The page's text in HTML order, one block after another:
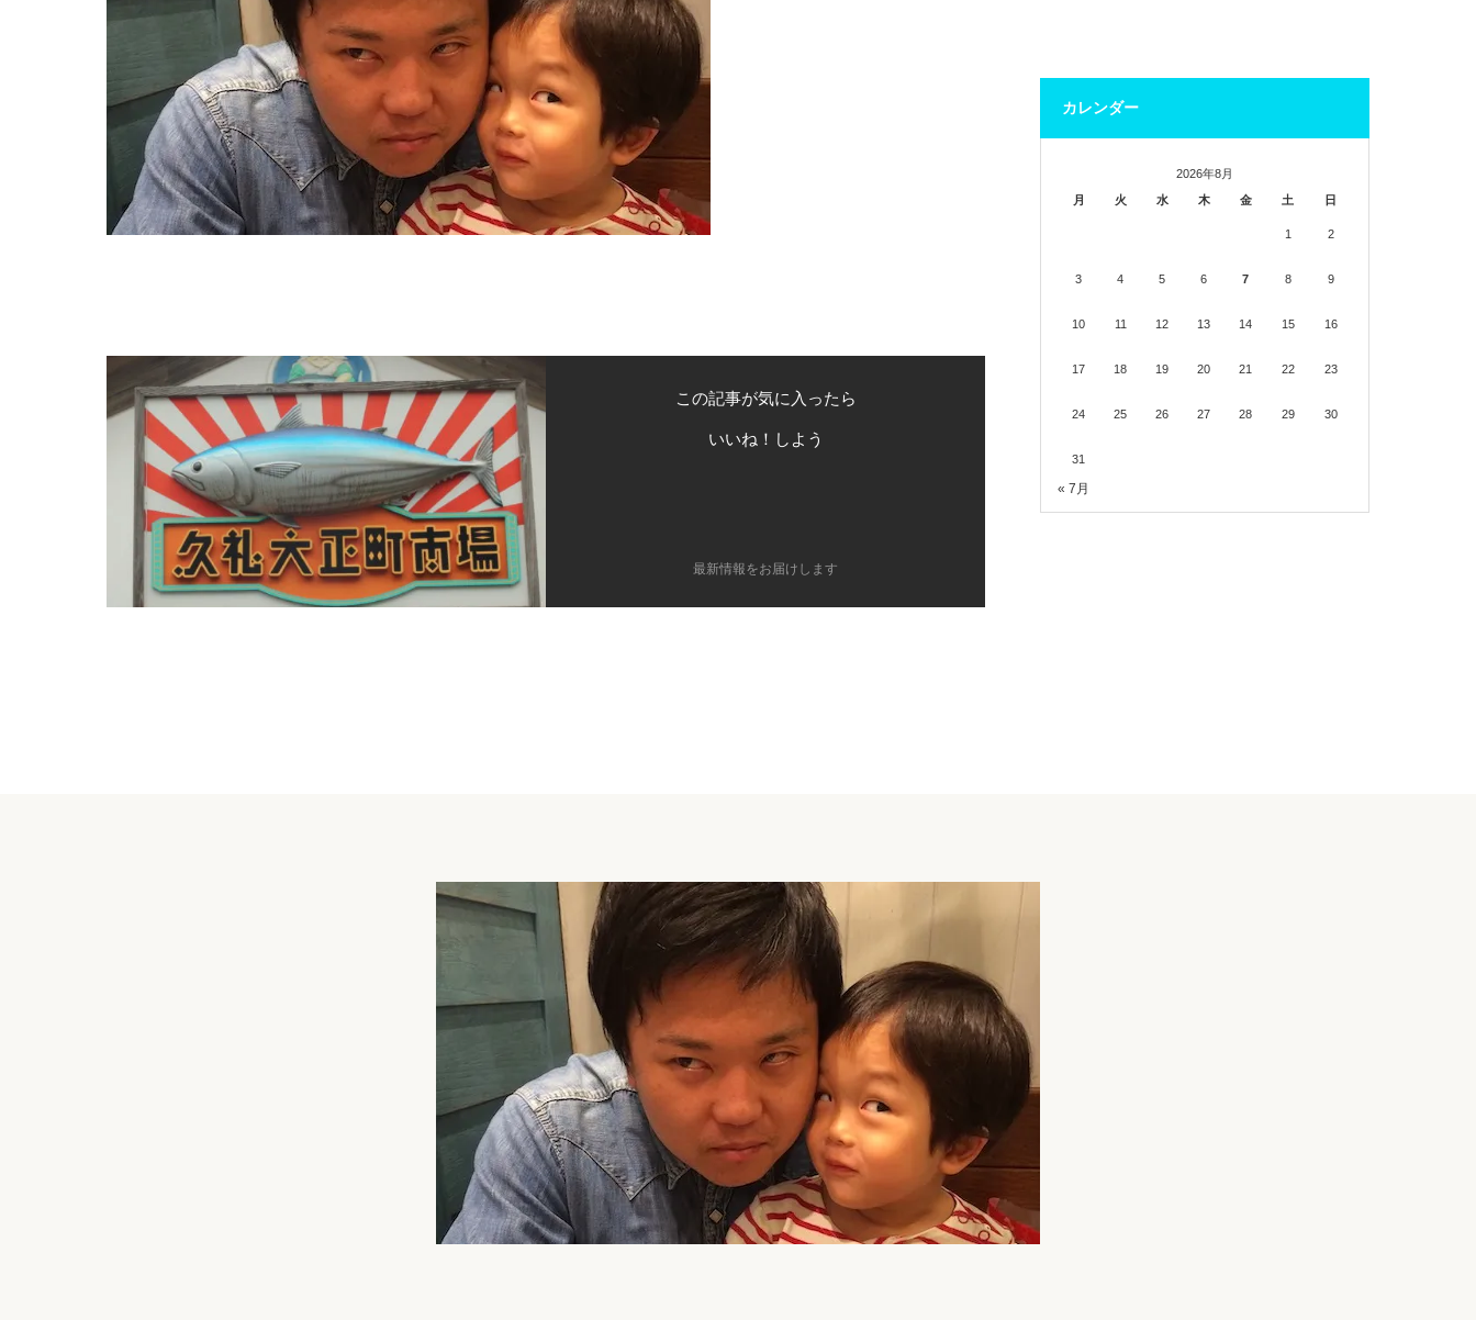
この記事が気に入ったら
いいね！しよう
最新情報をお届けします
カレンダー
2026年8月
月
火 水 木 金 土 日
1 2
3 4 5 6 7 8 9
10 11 12 13 14 15 16
17 18 19 20 21 22 23
24 25 26 27 28 29 30
31
« 7月